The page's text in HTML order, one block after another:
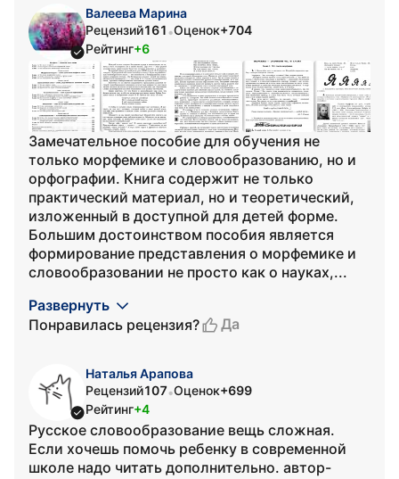
Валеева Марина
Рецензий161 •Оценок+704
Рейтинг+6
Замечательное пособие для обучения не
только морфемике и словообразованию, но и
орфографии. Книга содержит не только
практический материал, но и теоретический,
изложенный в доступной для детей форме.
Большим достоинством пособия является
формирование представления о морфемике и
словообразовании не просто как о науках,...
Развернуть
Понравилась рецензия?
Да
Наталья Арапова
Рецензий107•Оценок+699
Рейтинг+4
Русское словообразование вещь сложная.
Если хочешь помочь ребенку в современной
школе надо читать дополнительно. автор-